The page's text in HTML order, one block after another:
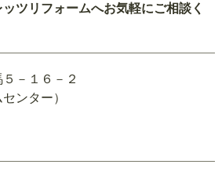
ツリフォームへお気軽にご相談く
－１６－２
ンター）